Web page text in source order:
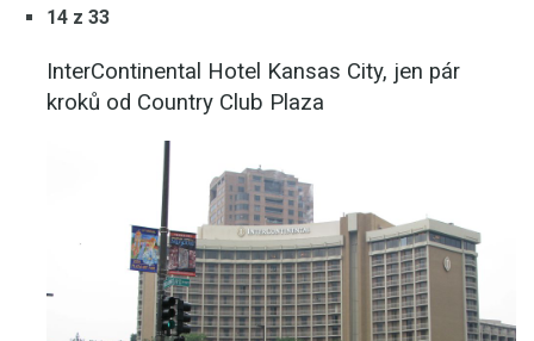
14 z 33
InterContinental Hotel Kansas City, jen pár
kroků od Country Club Plaza